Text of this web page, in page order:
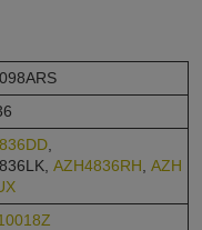
AZH4836RH AZH